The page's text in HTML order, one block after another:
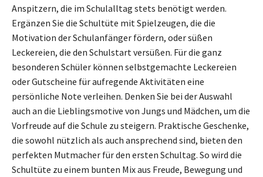
Anspitzern, die im Schulalltag stets benötigt werden.
Ergänzen Sie die Schultüte mit Spielzeugen, die die
Motivation der Schulanfänger fördern, oder süßen
Leckereien, die den Schulstart versüßen. Für die ganz
besonderen Schüler können selbstgemachte Leckereien
oder Gutscheine für aufregende Aktivitäten eine
persönliche Note verleihen. Denken Sie bei der Auswahl
auch an die Lieblingsmotive von Jungs und Mädchen, um die
Vorfreude auf die Schule zu steigern. Praktische Geschenke,
die sowohl nützlich als auch ansprechend sind, bieten den
perfekten Mutmacher für den ersten Schultag. So wird die
Schultüte zu einem bunten Mix aus Freude, Bewegung und